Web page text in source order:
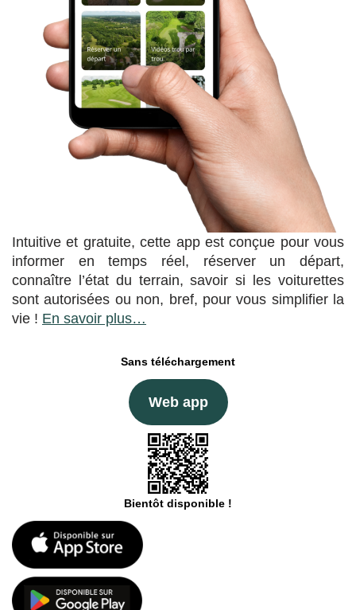
Intuitive et gratuite, cette app est conçue pour vous
informer en temps réel, réserver un départ,
connaître l’état du terrain, savoir si les voiturettes
sont autorisées ou non, bref, pour vous simplifier la
vie ! En savoir plus…
Sans téléchargement
Web app
Bientôt disponible !